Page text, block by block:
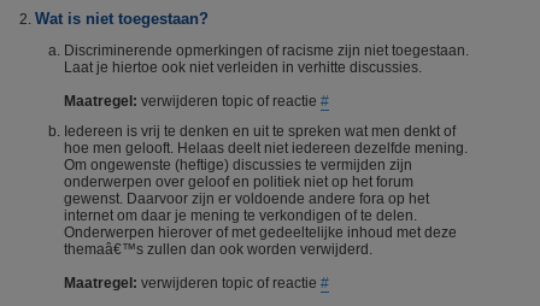
Wat is niet toegestaan?
Discriminerende opmerkingen of racisme zijn niet toegestaan.
Laat je hiertoe ook niet verleiden in verhitte discussies.
Maatregel: verwijderen topic of reactie #
Iedereen is vrij te denken en uit te spreken wat men denkt of
hoe men gelooft. Helaas deelt niet iedereen dezelfde mening.
Om ongewenste (heftige) discussies te vermijden zijn
onderwerpen over geloof en politiek niet op het forum
gewenst. Daarvoor zijn er voldoende andere fora op het
internet om daar je mening te verkondigen of te delen.
Onderwerpen hierover of met gedeeltelijke inhoud met deze
themaâ€™s zullen dan ook worden verwijderd.
Maatregel: verwijderen topic of reactie #